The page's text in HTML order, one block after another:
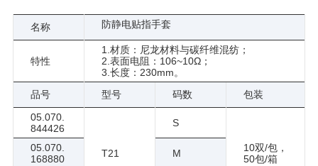
名称 防静电贴指手套
特性
1.材质：尼龙材料与碳纤维混纺；
2.表面电阻：106~10Ω；
3.长度：230mm。
品号
型号 码数
包装
05.070.
844426
T21
S
10双/包，
50包/箱
05.070.
168880
M